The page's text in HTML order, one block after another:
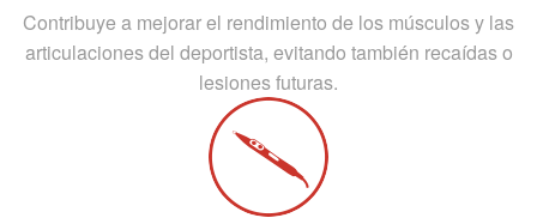
Contribuye a mejorar el rendimiento de los músculos y las
articulaciones del deportista, evitando también recaídas o
lesiones futuras.